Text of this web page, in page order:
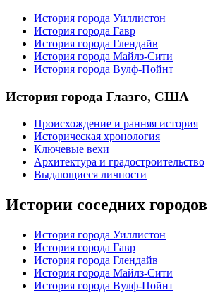
История города Уиллистон
История города Гавр
История города Глендайв
История города Майлз-Сити
История города Вулф-Пойнт
История города Глазго, США
Происхождение и ранняя история
Историческая хронология
Ключевые вехи
Архитектура и градостроительство
Выдающиеся личности
Истории соседних городов
История города Уиллистон
История города Гавр
История города Глендайв
История города Майлз-Сити
История города Вулф-Пойнт